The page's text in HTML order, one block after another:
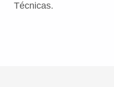
Técnicas.